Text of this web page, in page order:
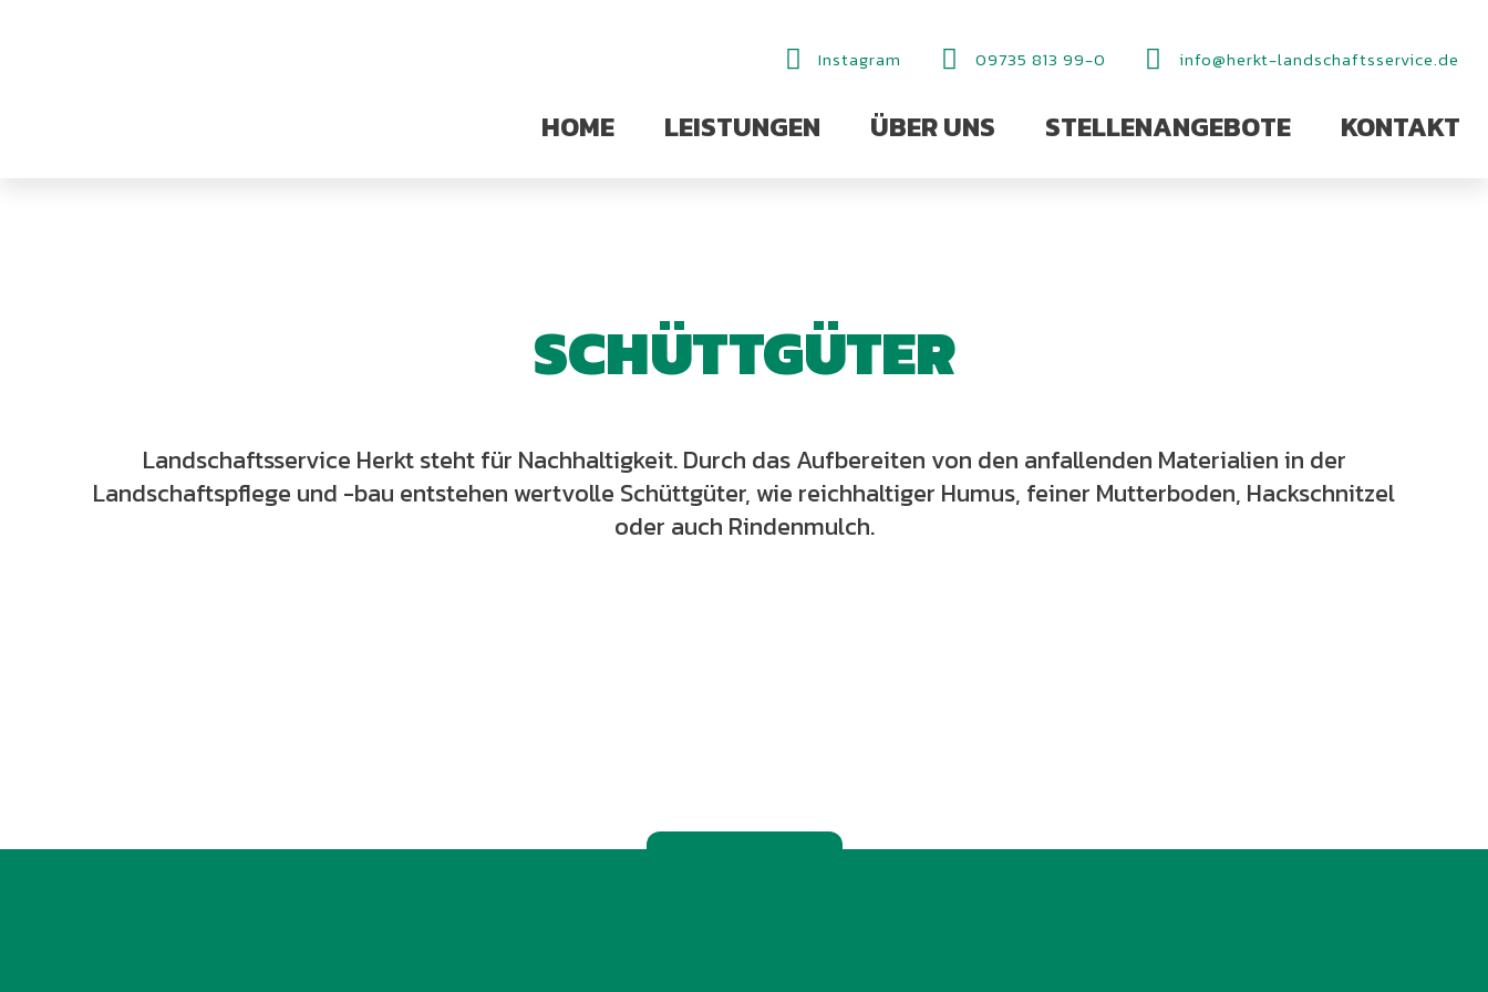
Instagram 09735 813 99-0 info@herkt-landschaftsservice.de
HOME LEISTUNGEN ÜBER UNS STELLENANGEBOTE KONTAKT
SCHÜTTGÜTER
Landschaftsservice Herkt steht für Nachhaltigkeit. Durch das Aufbereiten von den anfallenden Materialien in der
Landschaftspflege und -bau entstehen wertvolle Schüttgüter, wie reichhaltiger Humus, feiner Mutterboden, Hackschnitzel
oder auch Rindenmulch.